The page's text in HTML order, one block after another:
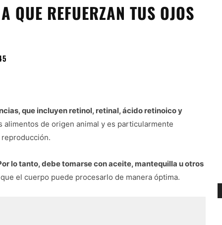
QUE REFUERZAN TUS OJOS
que incluyen retinol, retinal, ácido retinoico y
alimentos de origen animal y es particularmente
lo tanto, debe tomarse con aceite, mantequilla u otros
el cuerpo puede procesarlo de manera óptima.